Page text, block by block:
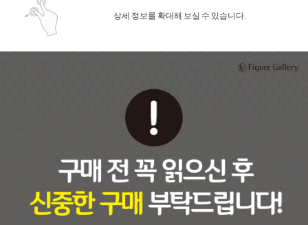
상세 정보를 확대해 보실 수 있습니다.